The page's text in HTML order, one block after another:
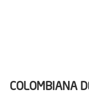
COLOMBIANA